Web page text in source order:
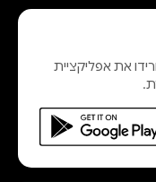
את אפליקציית